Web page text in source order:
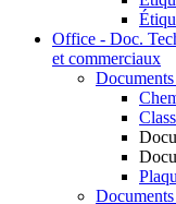
Office - Doc.
et commerciaux